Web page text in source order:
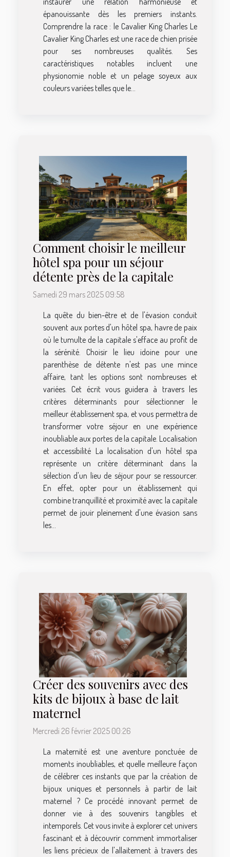
épanouissante dès les premiers instants.
Comprendre la race : le Cavalier King Charles Le
Cavalier King Charles est une race de chien prisée
pour ses nombreuses qualités. Ses
caractéristiques notables incluent une
physionomie noble et un pelage soyeux aux
couleurs variées telles que le...
Comment choisir le meilleur
hôtel spa pour un séjour
détente près de la capitale
Samedi 29 mars 2025 09:58
La quête du bien-être et de l'évasion conduit
souvent aux portes d'un hôtel spa, havre de paix
où le tumulte de la capitale s'efface au profit de
la sérénité. Choisir le lieu idoine pour une
parenthèse de détente n'est pas une mince
affaire, tant les options sont nombreuses et
variées. Cet écrit vous guidera à travers les
critères déterminants pour sélectionner le
meilleur établissement spa, et vous permettra de
transformer votre séjour en une expérience
inoubliable aux portes de la capitale. Localisation
et accessibilité La localisation d'un hôtel spa
représente un critère déterminant dans la
sélection d'un lieu de séjour pour se ressourcer.
En effet, opter pour un établissement qui
combine tranquillité et proximité avec la capitale
permet de jouir pleinement d'une évasion sans
les...
Créer des souvenirs avec des
kits de bijoux à base de lait
maternel
Mercredi 26 février 2025 00:26
La maternité est une aventure ponctuée de
moments inoubliables, et quelle meilleure façon
de célébrer ces instants que par la création de
bijoux uniques et personnels à partir de lait
maternel ? Ce procédé innovant permet de
donner vie à des souvenirs tangibles et
intemporels. Cet vous invite à explorer cet univers
fascinant et à découvrir comment immortaliser
les liens précieux de l'allaitement à travers des